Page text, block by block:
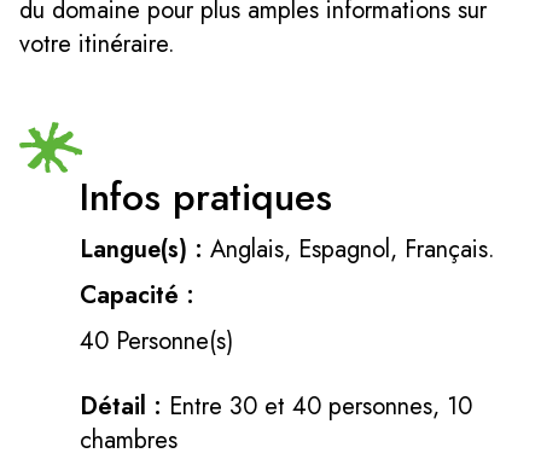
du domaine pour plus amples informations sur
votre itinéraire.
Infos pratiques
Langue(s) : Anglais, Espagnol, Français.
Capacité :
40 Personne(s)
Détail : Entre 30 et 40 personnes, 10
chambres